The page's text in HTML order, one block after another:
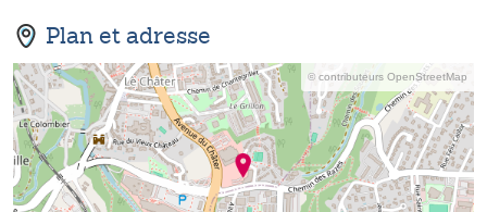
Plan et adresse
© contributeurs OpenStreetMap